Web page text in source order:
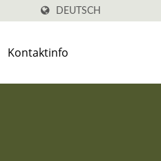
DEUTSCH
Kontaktinfo